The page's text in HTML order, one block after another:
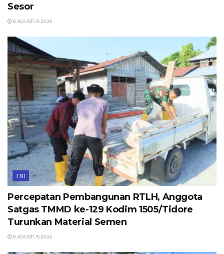
Sesor
8 AGUSTUS 2026
TNI
Percepatan Pembangunan RTLH, Anggota
Satgas TMMD ke-129 Kodim 1505/Tidore
Turunkan Material Semen
8 AGUSTUS 2026